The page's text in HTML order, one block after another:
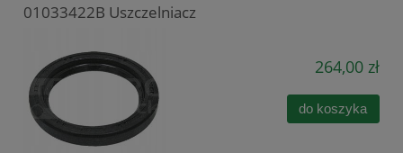
01033422B Uszczelniacz
264,00 zł
do koszyka